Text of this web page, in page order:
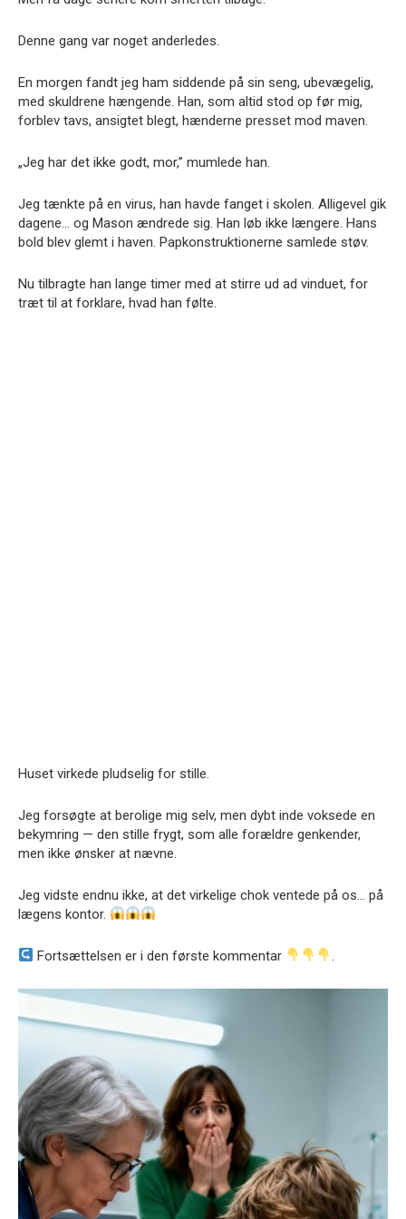
Denne gang var noget anderledes.
En morgen fandt jeg ham siddende på sin seng, ubevægelig,
med skuldrene hængende. Han, som altid stod op før mig,
forblev tavs, ansigtet blegt, hænderne presset mod maven.
„Jeg har det ikke godt, mor,” mumlede han.
Jeg tænkte på en virus, han havde fanget i skolen. Alligevel gik
dagene… og Mason ændrede sig. Han løb ikke længere. Hans
bold blev glemt i haven. Papkonstruktionerne samlede støv.
Nu tilbragte han lange timer med at stirre ud ad vinduet, for
træt til at forklare, hvad han følte.
Huset virkede pludselig for stille.
Jeg forsøgte at berolige mig selv, men dybt inde voksede en
bekymring — den stille frygt, som alle forældre genkender,
men ikke ønsker at nævne.
Jeg vidste endnu ikke, at det virkelige chok ventede på os… på
lægens kontor.
Fortsættelsen er i den første kommentar .